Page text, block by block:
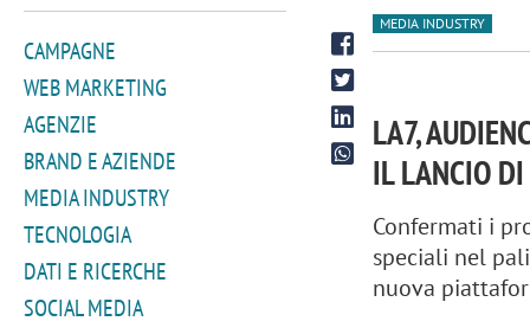
CAMPAGNE
WEB MARKETING
AGENZIE
BRAND E AZIENDE
MEDIA INDUSTRY
TECNOLOGIA
DATI E RICERCHE
SOCIAL MEDIA
MEDIA INDUSTRY
LA7,
IL LANCIO
Confermati i
speciali nel
nuova